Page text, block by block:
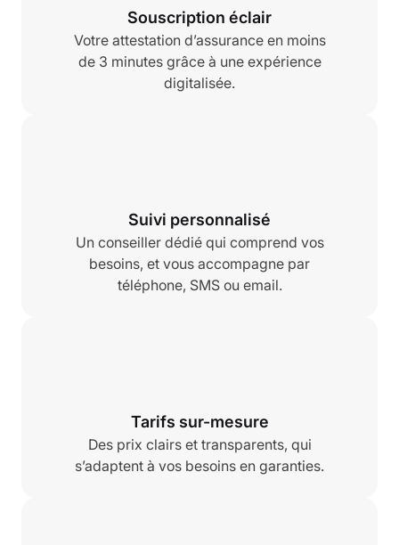
Souscription éclair
Votre attestation d’assurance en moins
de 3 minutes grâce à une expérience
digitalisée.
Suivi personnalisé
Un conseiller dédié qui comprend vos
besoins, et vous accompagne par
téléphone, SMS ou email.
Tarifs sur-mesure
Des prix clairs et transparents, qui
s’adaptent à vos besoins en garanties.